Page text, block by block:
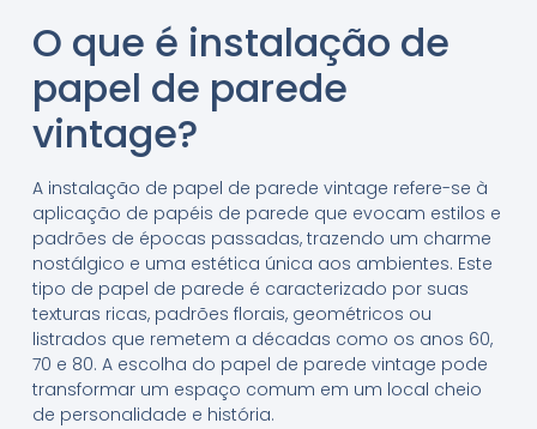
O que é instalação de
papel de parede
vintage?
A instalação de papel de parede vintage refere-se à
aplicação de papéis de parede que evocam estilos e
padrões de épocas passadas, trazendo um charme
nostálgico e uma estética única aos ambientes. Este
tipo de papel de parede é caracterizado por suas
texturas ricas, padrões florais, geométricos ou
listrados que remetem a décadas como os anos 60,
70 e 80. A escolha do papel de parede vintage pode
transformar um espaço comum em um local cheio
de personalidade e história.